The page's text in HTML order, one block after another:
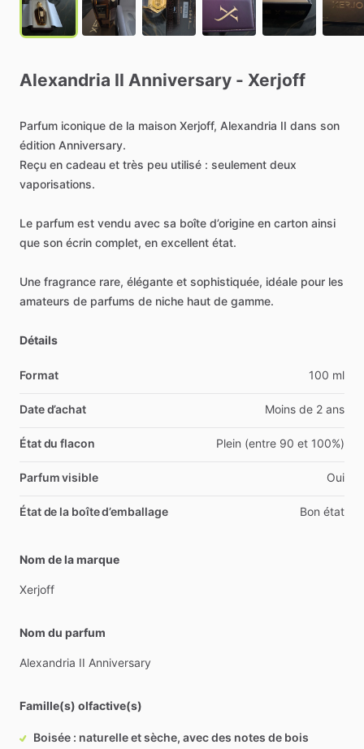
Alexandria II Anniversary - Xerjoff
Parfum iconique de la maison Xerjoff, Alexandria II dans son
édition Anniversary.
Reçu en cadeau et très peu utilisé : seulement deux
vaporisations.
Le parfum est vendu avec sa boîte d’origine en carton ainsi
que son écrin complet, en excellent état.
Une fragrance rare, élégante et sophistiquée, idéale pour les
amateurs de parfums de niche haut de gamme.
Détails
Format 100 ml
Date d’achat Moins de 2 ans
État du flacon Plein (entre 90 et 100%)
Parfum visible Oui
État de la boîte d’emballage Bon état
Nom de la marque
Xerjoff
Nom du parfum
Alexandria II Anniversary
Famille(s) olfactive(s)
Boisée : naturelle et sèche, avec des notes de bois